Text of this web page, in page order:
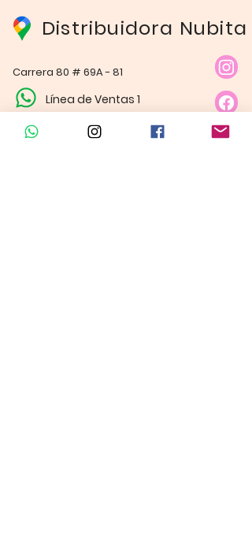
Distribuidora Nubita
Carrera 80 # 69A - 81
Línea de Ventas 1
Línea de Ventas 2